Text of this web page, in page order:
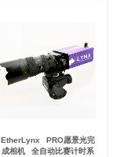
EtherLynx
PRO愿景光完
成相机
全自动比赛计时系